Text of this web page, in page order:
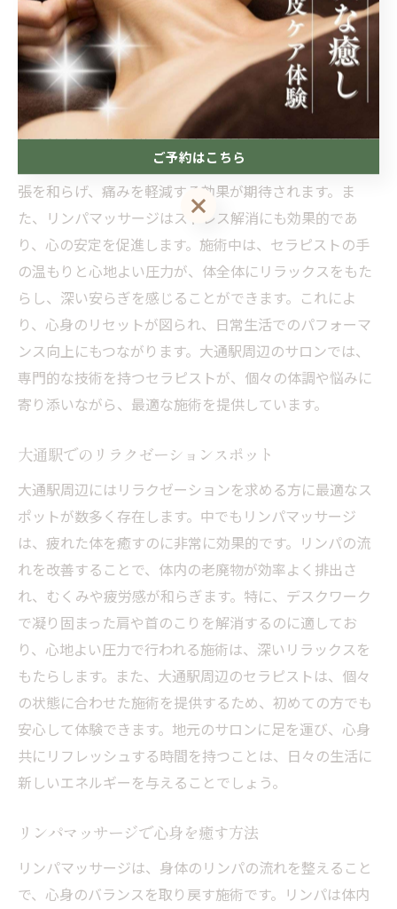
す。
深い癒しを提供するリンパマッサージ
リンパマッサージは、深い癒しを提供する施術として注
目されています。特にデスクワークで肩や首のこりに悩
む方にとって、リンパの流れを促進することで筋肉の緊
張を和らげ、痛みを軽減する効果が期待されます。ま
た、リンパマッサージはストレス解消にも効果的であ
り、心の安定を促進します。施術中は、セラピストの手
の温もりと心地よい圧力が、体全体にリラックスをもた
らし、深い安らぎを感じることができます。これによ
り、心身のリセットが図られ、日常生活でのパフォーマ
ンス向上にもつながります。大通駅周辺のサロンでは、
専門的な技術を持つセラピストが、個々の体調や悩みに
寄り添いながら、最適な施術を提供しています。
大通駅でのリラクゼーションスポット
大通駅周辺にはリラクゼーションを求める方に最適なス
ポットが数多く存在します。中でもリンパマッサージ
は、疲れた体を癒すのに非常に効果的です。リンパの流
れを改善することで、体内の老廃物が効率よく排出さ
れ、むくみや疲労感が和らぎます。特に、デスクワーク
で凝り固まった肩や首のこりを解消するのに適してお
り、心地よい圧力で行われる施術は、深いリラックスを
もたらします。また、大通駅周辺のセラピストは、個々
の状態に合わせた施術を提供するため、初めての方でも
安心して体験できます。地元のサロンに足を運び、心身
共にリフレッシュする時間を持つことは、日々の生活に
新しいエネルギーを与えることでしょう。
リンパマッサージで心身を癒す方法
リンパマッサージは、身体のリンパの流れを整えること
で、心身のバランスを取り戻す施術です。リンパは体内
ご予約はこちら
ご予約はこちら